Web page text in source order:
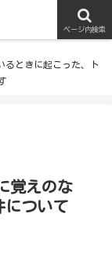
るときに起こった、ト
覚えのな
について
ページ内検索